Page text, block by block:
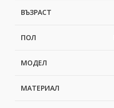
ВЪЗРАСТ
ПОЛ
МОДЕЛ
МАТЕРИАЛ